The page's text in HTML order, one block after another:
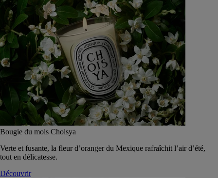
Bougie du mois Choisya
Verte et fusante, la fleur d’oranger du Mexique rafraîchit l’air d’été,
tout en délicatesse.
Découvrir